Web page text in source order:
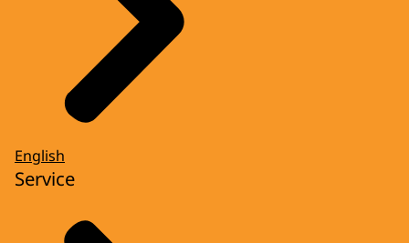
English
Service